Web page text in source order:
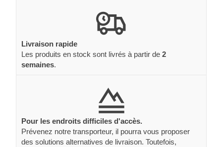
Livraison rapide
Les produits en stock sont livrés à partir de 2
semaines.
Pour les endroits difficiles d'accès.
Prévenez notre transporteur, il pourra vous proposer
des solutions alternatives de livraison. Toutefois,